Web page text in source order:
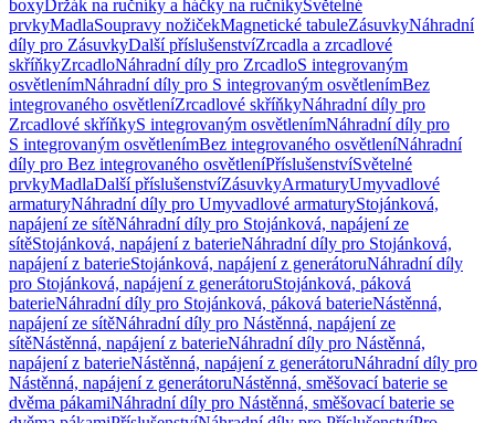
boxyDržák na ručníky a háčky na ručníkySvětelné
prvkyMadlaSoupravy nožičekMagnetické tabuleZásuvkyNáhradní
díly pro ZásuvkyDalší příslušenstvíZrcadla a zrcadlové
skříňkyZrcadloNáhradní díly pro ZrcadloS integrovaným
osvětlenímNáhradní díly pro S integrovaným osvětlenímBez
integrovaného osvětleníZrcadlové skříňkyNáhradní díly pro
Zrcadlové skříňkyS integrovaným osvětlenímNáhradní díly pro
S integrovaným osvětlenímBez integrovaného osvětleníNáhradní
díly pro Bez integrovaného osvětleníPříslušenstvíSvětelné
prvkyMadlaDalší příslušenstvíZásuvkyArmaturyUmyvadlové
armaturyNáhradní díly pro Umyvadlové armaturyStojánková,
napájení ze sítěNáhradní díly pro Stojánková, napájení ze
sítěStojánková, napájení z baterieNáhradní díly pro Stojánková,
napájení z baterieStojánková, napájení z generátoruNáhradní díly
pro Stojánková, napájení z generátoruStojánková, páková
baterieNáhradní díly pro Stojánková, páková baterieNástěnná,
napájení ze sítěNáhradní díly pro Nástěnná, napájení ze
sítěNástěnná, napájení z baterieNáhradní díly pro Nástěnná,
napájení z baterieNástěnná, napájení z generátoruNáhradní díly pro
Nástěnná, napájení z generátoruNástěnná, směšovací baterie se
dvěma pákamiNáhradní díly pro Nástěnná, směšovací baterie se